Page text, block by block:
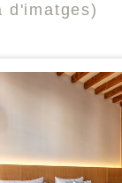
d'imatges)